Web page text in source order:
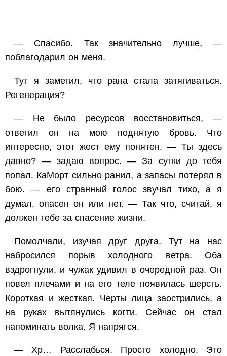
— Спасибо. Так значительно лучше, —
поблагодарил он меня.
Тут я заметил, что рана стала затягиваться.
Регенерация?
— Не было ресурсов восстановиться, —
ответил он на мою поднятую бровь. Что
интересно, этот жест ему понятен. — Ты здесь
давно? — задаю вопрос. — За сутки до тебя
попал. КаМорт сильно ранил, а запасы потерял в
бою. — его странный голос звучал тихо, а я
думал, опасен он или нет. — Так что, считай, я
должен тебе за спасение жизни.
Помолчали, изучая друг друга. Тут на нас
набросился порыв холодного ветра. Оба
вздрогнули, и чужак удивил в очередной раз. Он
повел плечами и на его теле появилась шерсть.
Короткая и жесткая. Черты лица заострились, а
на руках вытянулись когти. Сейчас он стал
напоминать волка. Я напрягся.
— Хр… Расслабься. Просто холодно. Это